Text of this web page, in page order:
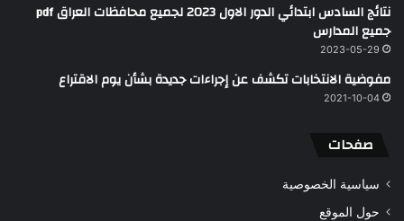
نتائج السادس ابتدائي الدور الاول 2023 لجميع محافظات العراق pdf
جميع المدارس
2023-05-29
مفوضية الانتخابات تكشف عن إجراءات جديدة بشأن يوم الاقتراع
2021-10-04
صفحات
سياسية الخصوصية
حول الموقع